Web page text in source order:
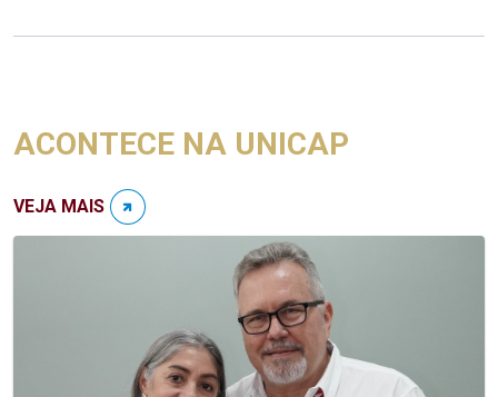
ACONTECE NA UNICAP
VEJA MAIS